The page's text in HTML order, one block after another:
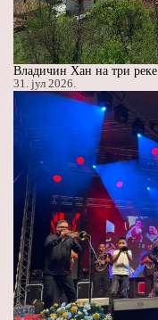
Владичин Хан на три реке
31. јул 2026.